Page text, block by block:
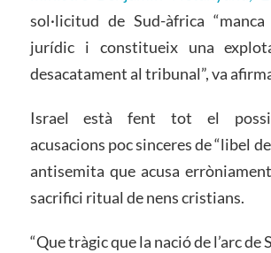
sol·licitud de Sud-àfrica
jurídic i constitueix una
desacatament al tribunal”, va
Israel està fent tot el
acusacions poc sinceres de “libel
antisemita que acusa
sacrifici ritual de nens cristians.
“Que tràgic que la nació de l’arc